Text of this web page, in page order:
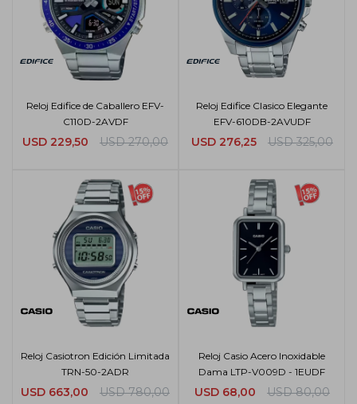
Reloj Edifice de Caballero EFV-
C110D-2AVDF
USD 229,50 USD 270,00
Reloj Edifice Clasico Elegante
EFV-610DB-2AVUDF
USD 276,25 USD 325,00
Reloj Casiotron Edición Limitada
TRN-50-2ADR
USD 663,00 USD 780,00
Reloj Casio Acero Inoxidable
Dama LTP-V009D - 1EUDF
USD 68,00 USD 80,00